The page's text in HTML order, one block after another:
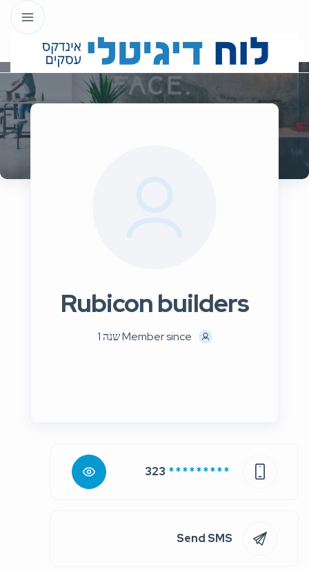
Rubicon builders
Member since שנה 1
* * * * * * * * *
323
Send SMS